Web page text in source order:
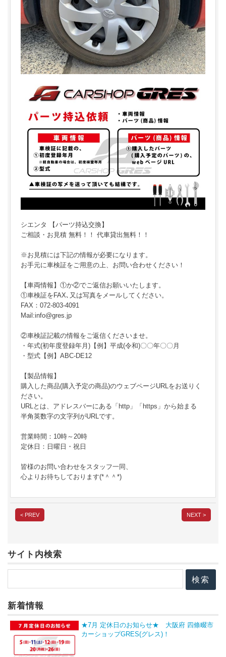
シエンタ 【パーツ持込交換】
ご相談・お見積 無料！！ 代車貸出無料！！
※お見積には下記の情報が必要になります。
お手元に車検証をご用意の上、お問い合わせください！
【車両情報】①か②でご返信お願いいたします。
①車検証をFAX､又は写真をメールしてください。
FAX：072-803-4091
Mail:info@gres.jp
②車検証記載の情報をご返信くださいませ。
・年式(初年度登録年月)【例】平成(令和)〇〇年〇〇月
・型式【例】ABC-DE12
【製品情報】
購入した商品(購入予定の商品)のウェブページURLをお送りく
ださい。
URLとは、アドレスバーにある「http」「https」から始まる
半角英数字の文字列がURLです。
営業時間：10時～20時
定休日：日曜日・祝日
皆様のお問い合わせをスタッフ一同、
心よりお待ちしております(*＾＾*)
< PREV NEXT >
サイト内検索
新着情報
★7月 定休日のお知らせ★ 大阪府 四條畷市
カーショップGRES(グレス)！